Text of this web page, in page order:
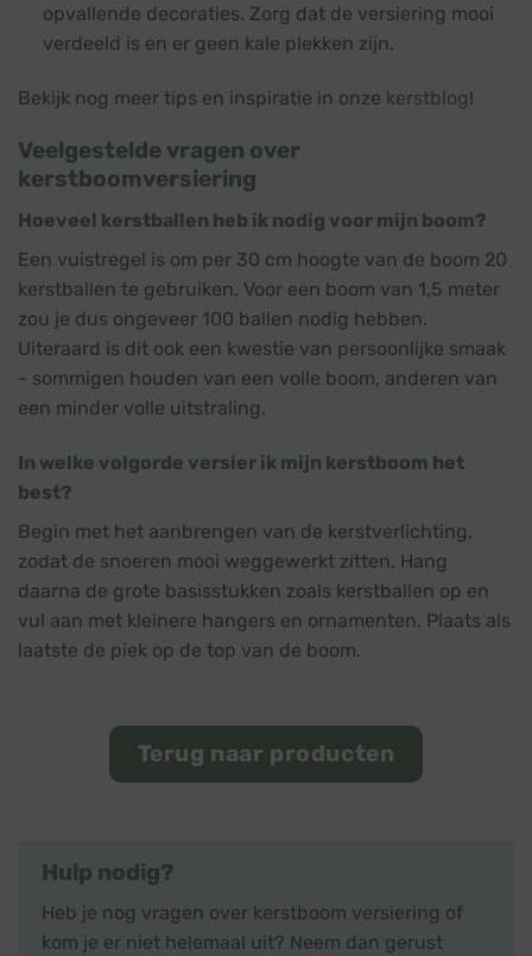
opvallende decoraties. Zorg dat de versiering mooi
verdeeld is en er geen kale plekken zijn.
Bekijk nog meer tips en inspiratie in onze kerstblog!
Veelgestelde vragen over
kerstboomversiering
Hoeveel kerstballen heb ik nodig voor mijn boom?
Een vuistregel is om per 30 cm hoogte van de boom 20
kerstballen te gebruiken. Voor een boom van 1,5 meter
zou je dus ongeveer 100 ballen nodig hebben.
Uiteraard is dit ook een kwestie van persoonlijke smaak
- sommigen houden van een volle boom, anderen van
een minder volle uitstraling.
In welke volgorde versier ik mijn kerstboom het
best?
Begin met het aanbrengen van de kerstverlichting,
zodat de snoeren mooi weggewerkt zitten. Hang
daarna de grote basisstukken zoals kerstballen op en
vul aan met kleinere hangers en ornamenten. Plaats als
laatste de piek op de top van de boom.
Terug naar producten
Hulp nodig?
Heb je nog vragen over kerstboom versiering of
kom je er niet helemaal uit? Neem dan gerust